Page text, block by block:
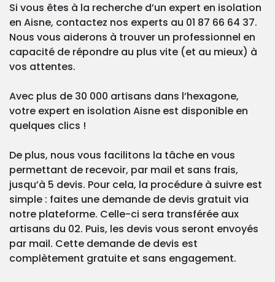
Si vous êtes à la recherche d’un expert en isolation
en Aisne, contactez nos experts au 01 87 66 64 37.
Nous vous aiderons à trouver un professionnel en
capacité de répondre au plus vite (et au mieux) à
vos attentes.
Avec plus de 30 000 artisans dans l’hexagone,
votre expert en isolation Aisne est disponible en
quelques clics !
De plus, nous vous facilitons la tâche en vous
permettant de recevoir, par mail et sans frais,
jusqu’à 5 devis. Pour cela, la procédure à suivre est
simple : faites une demande de devis gratuit via
notre plateforme. Celle-ci sera transférée aux
artisans du 02. Puis, les devis vous seront envoyés
par mail. Cette demande de devis est
complètement gratuite et sans engagement.